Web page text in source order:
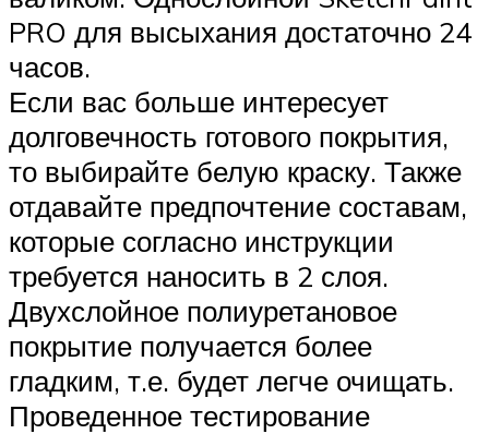
PRO для высыхания достаточно 24
часов.
Если вас больше интересует
долговечность готового покрытия,
то выбирайте белую краску. Также
отдавайте предпочтение составам,
которые согласно инструкции
требуется наносить в 2 слоя.
Двухслойное полиуретановое
покрытие получается более
гладким, т.е. будет легче очищать.
Проведенное тестирование